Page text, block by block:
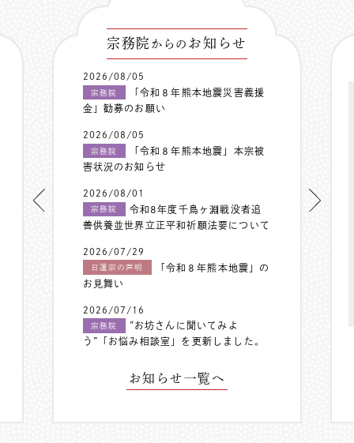
宗務院 からの お知らせ
2026/08/05
宗務院
「令和８年熊本地震災害義援
金」勧募のお願い
2026/08/05
宗務院
「令和８年熊本地震」本宗被
害状況のお知らせ
2026/08/01
宗務院
令和8年度千鳥ヶ淵戦没者追
善供養並世界立正平和祈願法要について
2026/07/29
日蓮宗の声明
「令和８年熊本地震」の
お見舞い
2026/07/16
宗務院
”お坊さんに聞いてみよ
う”「お悩み相談室」を更新しました。
お知らせ一覧へ